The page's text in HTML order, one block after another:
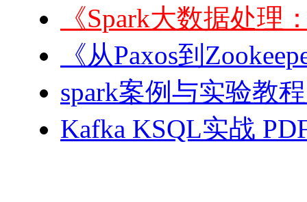
《Spark大数据处理
《从Paxos到
spark案例与实验教
Kafka KSQL实战